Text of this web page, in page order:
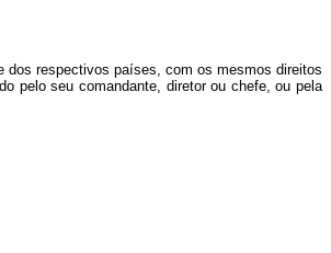
dos respectivos países, com os mesmos direitos
pelo seu comandante, diretor ou chefe, ou pela